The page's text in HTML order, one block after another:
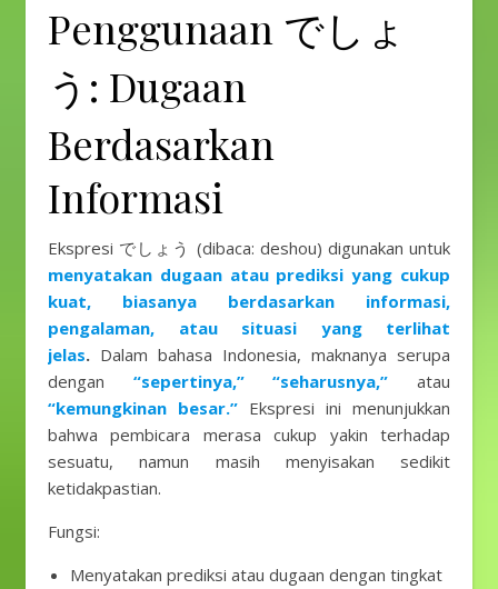
Penggunaan でしょ
う: Dugaan
Berdasarkan
Informasi
Ekspresi でしょう (dibaca: deshou) digunakan untuk
menyatakan dugaan atau prediksi yang cukup
kuat, biasanya berdasarkan informasi,
pengalaman, atau situasi yang terlihat
jelas. Dalam bahasa Indonesia, maknanya serupa
dengan “sepertinya,” “seharusnya,” atau
“kemungkinan besar.” Ekspresi ini menunjukkan
bahwa pembicara merasa cukup yakin terhadap
sesuatu, namun masih menyisakan sedikit
ketidakpastian.
Fungsi:
Menyatakan prediksi atau dugaan dengan tingkat